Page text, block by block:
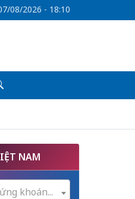
08/2026 - 18:10
NAM
khoán...